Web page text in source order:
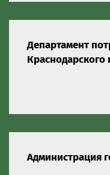
Департамент
Краснодарского
Администрация